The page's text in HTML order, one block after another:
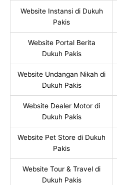
Website Instansi di Dukuh
Pakis
Website Portal Berita
Dukuh Pakis
Website Undangan Nikah di
Dukuh Pakis
Website Dealer Motor di
Dukuh Pakis
Website Pet Store di Dukuh
Pakis
Website Tour & Travel di
Dukuh Pakis